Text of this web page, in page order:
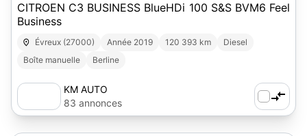
CITROEN C3 BUSINESS BlueHDi 100 S&S BVM6 Feel
Business
Évreux (27000) Année 2019 120 393 km
Diesel
Boîte manuelle
Berline
KM AUTO
83 annonces